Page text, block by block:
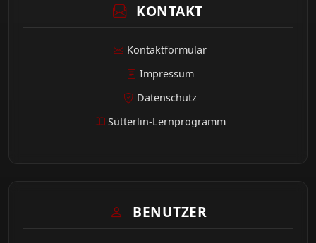
KONTAKT
Kontaktformular
Impressum
Datenschutz
Sütterlin-Lernprogramm
BENUTZER